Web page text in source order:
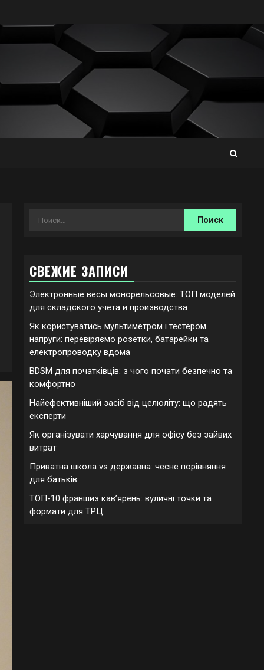
Найти:
СВЕЖИЕ ЗАПИСИ
Электронные весы монорельсовые: ТОП моделей
для складского учета и производства
Як користуватись мультиметром і тестером
напруги: перевіряємо розетки, батарейки та
електропроводку вдома
BDSM для початківців: з чого почати безпечно та
комфортно
Найефективніший засіб від целюліту: що радять
експерти
Як організувати харчування для офісу без зайвих
витрат
Приватна школа vs державна: чесне порівняння
для батьків
ТОП-10 франшиз кавʼярень: вуличні точки та
формати для ТРЦ